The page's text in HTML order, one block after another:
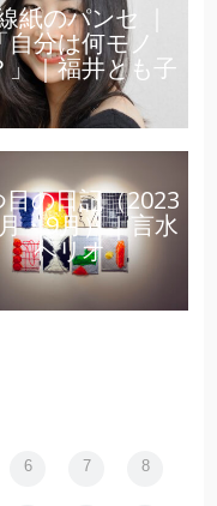
紙のパンセ ｜
自分は何モノ
」｜福井とも子
目の日記（2023
・9月）｜言水
ヘリオ
6 7 8